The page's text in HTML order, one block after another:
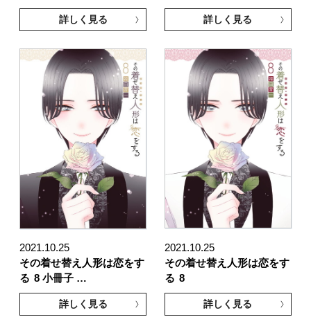
詳しく見る 詳しく見る
2021.10.25
その着せ替え人形は恋をす
る 8 小冊子 …
詳しく見る
2021.10.25
その着せ替え人形は恋をす
る 8
詳しく見る